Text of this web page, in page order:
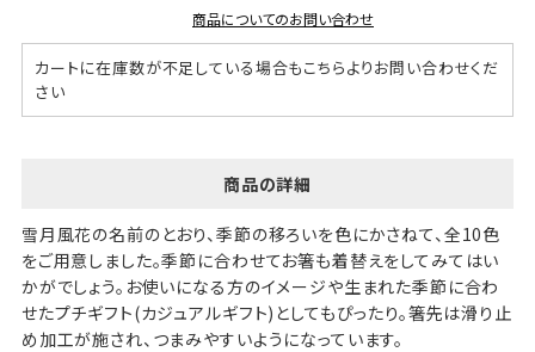
商品についてのお問い合わせ
カートに在庫数が不足している場合もこちらよりお問い合わせくだ
さい
商品の詳細
雪月風花の名前のとおり、季節の移ろいを色にかさねて、全10色
をご用意しました。季節に合わせてお箸も着替えをしてみてはい
かがでしょう。お使いになる方のイメージや生まれた季節に合わ
せたプチギフト(カジュアルギフト)としてもぴったり。箸先は滑り止
め加工が施され、つまみやすいようになっています。